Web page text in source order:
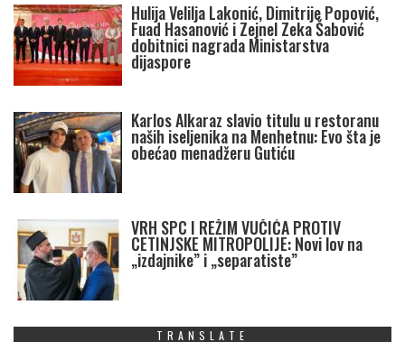
Hulija Velilja Lakonić, Dimitrije Popović,
Fuad Hasanović i Zejnel Zeka Šabović
dobitnici nagrada Ministarstva
dijaspore
Karlos Alkaraz slavio titulu u restoranu
naših iseljenika na Menhetnu: Evo šta je
obećao menadžeru Gutiću
VRH SPC I REŽIM VUČIĆA PROTIV
CETINJSKE MITROPOLIJE: Novi lov na
„izdajnike” i „separatiste”
TRANSLATE